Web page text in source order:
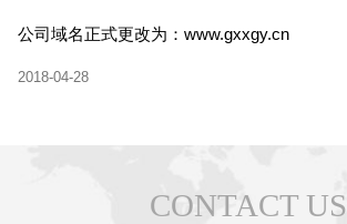
公司域名正式更改为：www.gxxgy.cn
2018-04-28
CONTACT US